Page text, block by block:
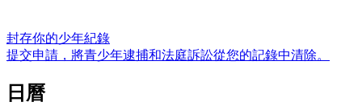
封存你的少年紀錄
提交申請，將青少年逮捕和法庭訴訟從您的記錄中清除。
日曆